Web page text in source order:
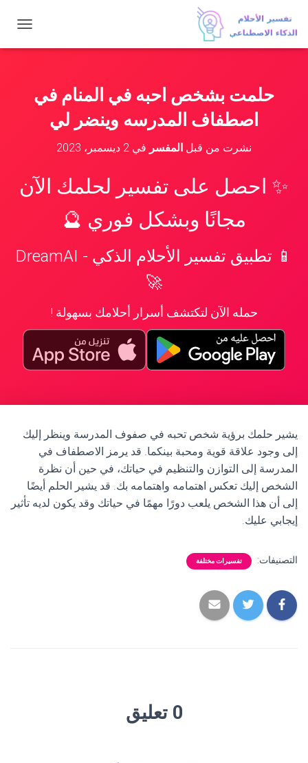
ب
حلمت بشخص احبه في المنام في
اصطفاف المدرسه وينضر لي
نشرت من قبل المفسر في 2 ديسمبر، 2023
✨ احصل على تفسير لحلمك الآن
مجانًا وبشكل فوري 🔮
📱 تطبيق تفسير الأحلام الذكي - DreamAI
🚀
حمله الآن لتكتشف أسرار أحلامك بسهولة !
يشير حلمك برؤية شخص تحبه في صفوف المدرسة وينظر إليك
إلى وجود علاقة قوية ومحبة بينكما. قد يرمز الاصطفاف في
المدرسة إلى التوازن والتنظيم في حياتك، في حين أن نظرة
الشخص إليك تعكس اهتمامه واهتمامه بك. قد يشير الحلم أيضًا
إلى أن هذا الشخص يلعب دورًا مهمًا في حياتك وقد يكون لديه تأثير
إيجابي عليك.
التصنيفات: تفسيرات مختلفة
0 تعليق